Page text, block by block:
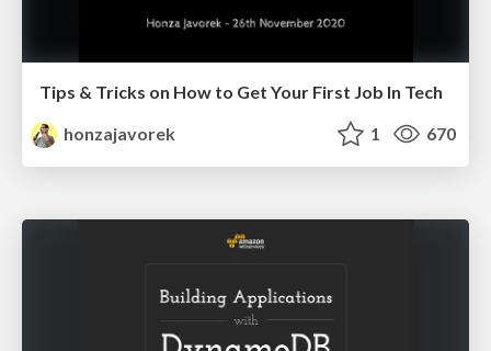
Tips & Tricks on How to Get Your First Job In Tech
honzajavorek
1 670